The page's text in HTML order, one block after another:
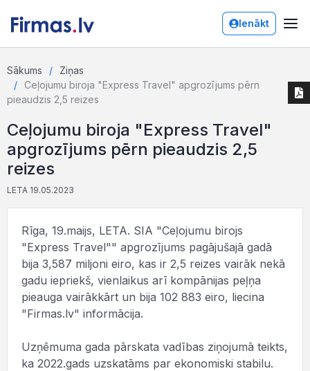
Ienākt
Sākums
Ziņas
Ceļojumu biroja "Express Travel" apgrozījums pērn
pieaudzis 2,5 reizes
Ceļojumu biroja "Express Travel"
apgrozījums pērn pieaudzis 2,5
reizes
LETA 19.05.2023
Rīga, 19.maijs, LETA. SIA "Ceļojumu birojs
"Express Travel"" apgrozījums pagājušajā gadā
bija 3,587 miljoni eiro, kas ir 2,5 reizes vairāk nekā
gadu iepriekš, vienlaikus arī kompānijas peļņa
pieauga vairākkārt un bija 102 883 eiro, liecina
"Firmas.lv" informācija.
Uzņēmuma gada pārskata vadības ziņojumā teikts,
ka 2022.gads uzskatāms par ekonomiski stabilu.